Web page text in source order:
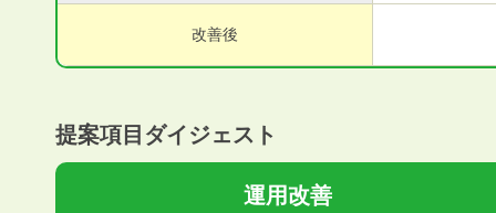
改善後
提案項目ダイジェスト
運用改善